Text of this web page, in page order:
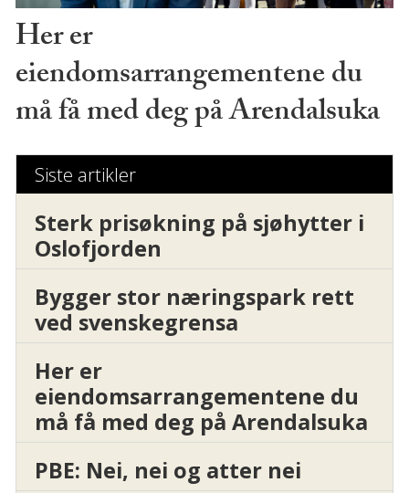
Her er
eiendomsarrangementene du
må få med deg på Arendalsuka
Siste artikler
Sterk prisøkning på sjøhytter i
Oslofjorden
Bygger stor næringspark rett
ved svenskegrensa
Her er
eiendomsarrangementene du
må få med deg på Arendalsuka
PBE: Nei, nei og atter nei